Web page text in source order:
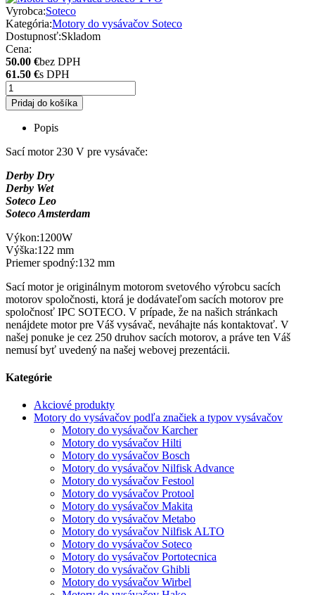
Vyrobca:Soteco
Kategória:Motory do vysávačov Soteco
Dostupnosť:Skladom
Cena:
50.00 €bez DPH
61.50 €s DPH
Pridaj do košíka
Popis
Sací motor 230 V pre vysávače:
Derby Dry
Derby Wet
Soteco Leo
Soteco Amsterdam
Výkon:1200W
Výška:122 mm
Priemer spodný:132 mm
Sací motor je originálnym motorom svetového výrobcu sacích
motorov spoločnosti, ktorá je dodávateľom sacích motorov pre
spoločnosť IPC SOTECO. V prípade, že na našich stránkach
nenájdete motor pre Váš vysávač, neváhajte nás kontaktovať. V
našej ponuke je cez 250 druhov sacích motorov, a práve ten Váš
nemusí byť uvedený na našej webovej prezentácii.
Kategórie
Akciové produkty
Motory do vysávačov podľa značiek a typov vysávačov
Motory do vysávačov Karcher
Motory do vysávačov Hilti
Motory do vysávačov Bosch
Motory do vysávačov Nilfisk Advance
Motory do vysávačov Festool
Motory do vysávačov Protool
Motory do vysávačov Makita
Motory do vysávačov Metabo
Motory do vysávačov Nilfisk ALTO
Motory do vysávačov Soteco
Motory do vysávačov Portotecnica
Motory do vysávačov Ghibli
Motory do vysávačov Wirbel